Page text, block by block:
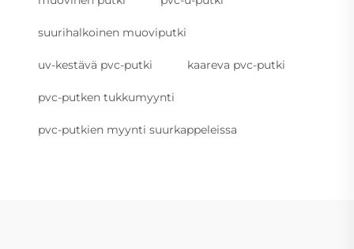
suurihalkoinen muoviputki
uv-kestävä pvc-putki kaareva pvc-putki
pvc-putken tukkumyynti
pvc-putkien myynti suurkappeleissa